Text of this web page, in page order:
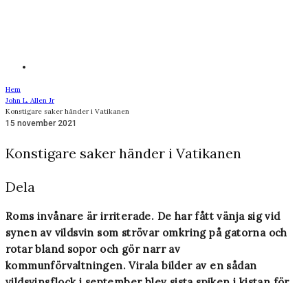
Hem
John L. Allen Jr
Konstigare saker händer i Vatikanen
15 november 2021
Konstigare saker händer i Vatikanen
Dela
Roms invånare är irriterade. De har fått vänja sig vid
synen av vildsvin som strövar omkring på gatorna och
rotar bland sopor och gör narr av
kommunförvaltningen. Virala bilder av en sådan